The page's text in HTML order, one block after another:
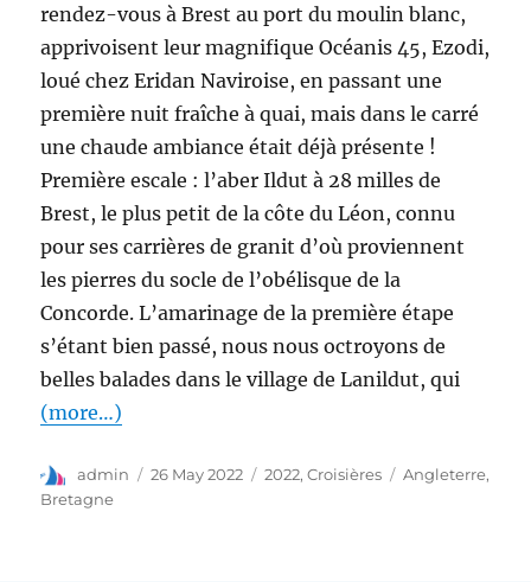
rendez-vous à Brest au port du moulin blanc,
apprivoisent leur magnifique Océanis 45, Ezodi,
loué chez Eridan Naviroise, en passant une
première nuit fraîche à quai, mais dans le carré
une chaude ambiance était déjà présente !
Première escale : l’aber Ildut à 28 milles de
Brest, le plus petit de la côte du Léon, connu
pour ses carrières de granit d’où proviennent
les pierres du socle de l’obélisque de la
Concorde. L’amarinage de la première étape
s’étant bien passé, nous nous octroyons de
belles balades dans le village de Lanildut, qui
(more…)
admin 26 May 2022 2022,Croisières Angleterre,
Bretagne